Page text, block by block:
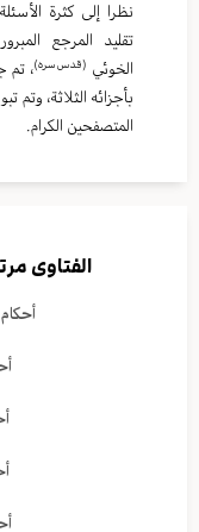
نظرا إلى كثرة
تقليد المرجع
الخوئي (قدس سره)، تم
بأجزائه الثلاثة،
المتصفحين الكرام.
الفتاوى